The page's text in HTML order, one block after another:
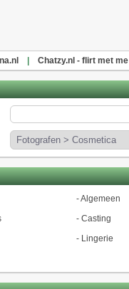
Chatzy.nl - flirt met me
-Algemeen
- Casting
- Lingerie